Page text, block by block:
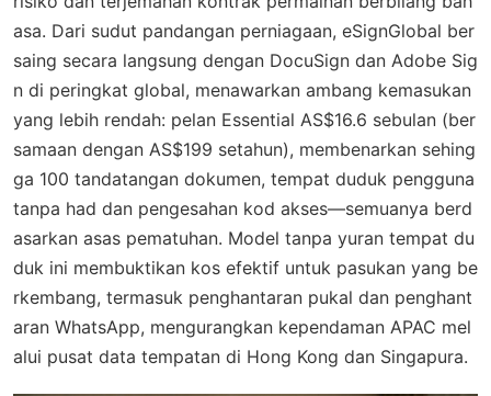
asa. Dari sudut pandangan perniagaan, eSignGlobal ber
saing secara langsung dengan DocuSign dan Adobe Sig
n di peringkat global, menawarkan ambang kemasukan
yang lebih rendah: pelan Essential AS$16.6 sebulan (ber
samaan dengan AS$199 setahun), membenarkan sehing
ga 100 tandatangan dokumen, tempat duduk pengguna
tanpa had dan pengesahan kod akses—semuanya berd
asarkan asas pematuhan. Model tanpa yuran tempat du
duk ini membuktikan kos efektif untuk pasukan yang be
rkembang, termasuk penghantaran pukal dan penghant
aran WhatsApp, mengurangkan kependaman APAC mel
alui pusat data tempatan di Hong Kong dan Singapura.